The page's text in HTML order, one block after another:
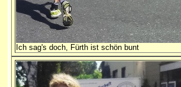
Ich sag's doch, Fürth ist schön bunt